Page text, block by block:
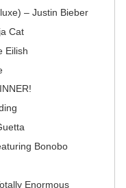
– Justin Bieber
Cat
Eilish
Bonobo
Enormous